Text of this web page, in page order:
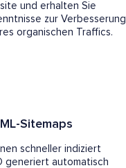
und erhalten Sie
zur Verbesserung
organischen Traffics.
Sitemaps
schneller indiziert
generiert automatisch